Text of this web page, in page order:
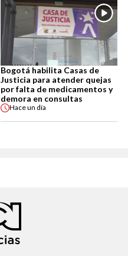
Bogotá habilita Casas de
Justicia para atender quejas
por falta de medicamentos y
demora en consultas
Haceun día